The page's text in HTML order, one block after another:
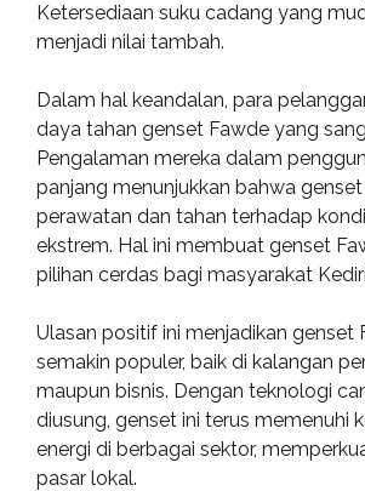
Ketersediaan suku cadang yang
menjadi nilai tambah.
Dalam hal keandalan, para
daya tahan genset Fawde yang
Pengalaman mereka dalam
panjang menunjukkan bahwa
perawatan dan tahan terhadap
ekstrem. Hal ini membuat genset
pilihan cerdas bagi masyarakat
Ulasan positif ini menjadikan genset
semakin populer, baik di kalangan
maupun bisnis. Dengan teknologi
diusung, genset ini terus memenuhi
energi di berbagai sektor,
pasar lokal.